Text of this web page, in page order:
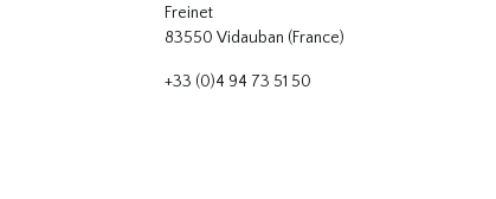
Freinet
83550 Vidauban (France)
+33 (0)4 94 73 51 50